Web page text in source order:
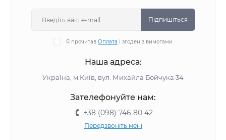
Підпишіться
Я прочитав Оплата і згоден з вимогами
Наша адреса:
Україна, м.Київ, вул. Михайла Бойчука 34
Зателефонуйте нам:
+38 (098) 746 80 42
Передзвоніть мені